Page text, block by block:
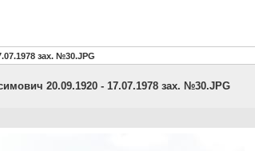
зах. №30.JPG
20.09.1920 - 17.07.1978 зах. №30.JPG